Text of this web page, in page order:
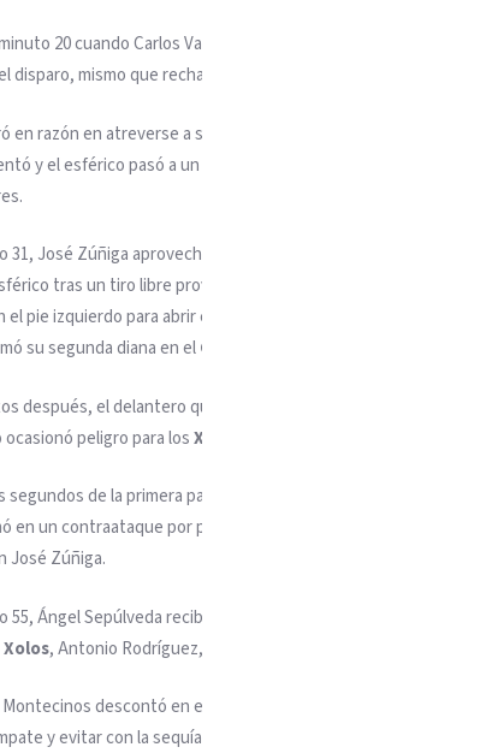
20 cuando Carlos Valenzuela ocasionó el primer disparo de
disparo, mismo que rechazó a dos tiempos el arquero Gil Alcalá.
en razón en atreverse a sacar los disparos a larga distancia, por
y el esférico pasó a un costado de la portería, acción por la
31, José Zúñiga aprovechó la equivocación del zaguero central
tras un tiro libre proveniente de la media cancha, por lo
el pie izquierdo para abrir el marcador en la frontera. Con este
su segunda diana en elClausura 2023.
después, el delantero queretano continuó intentando hacia la
peligro para losXolos
segundos de la primera parte,
estuvo cerca de
en un contraataque por parte de
, sin embargo, dejaron
José Zúñiga.
55, Ángel Sepúlveda recibió un pase filtrado, mismo que definió
Xolos, Antonio Rodríguez, y mandar el esférico al fondo de la
descontó en el marcador por parte de los fronterizos,
y evitar con la sequía que arrastraba el conjunto de